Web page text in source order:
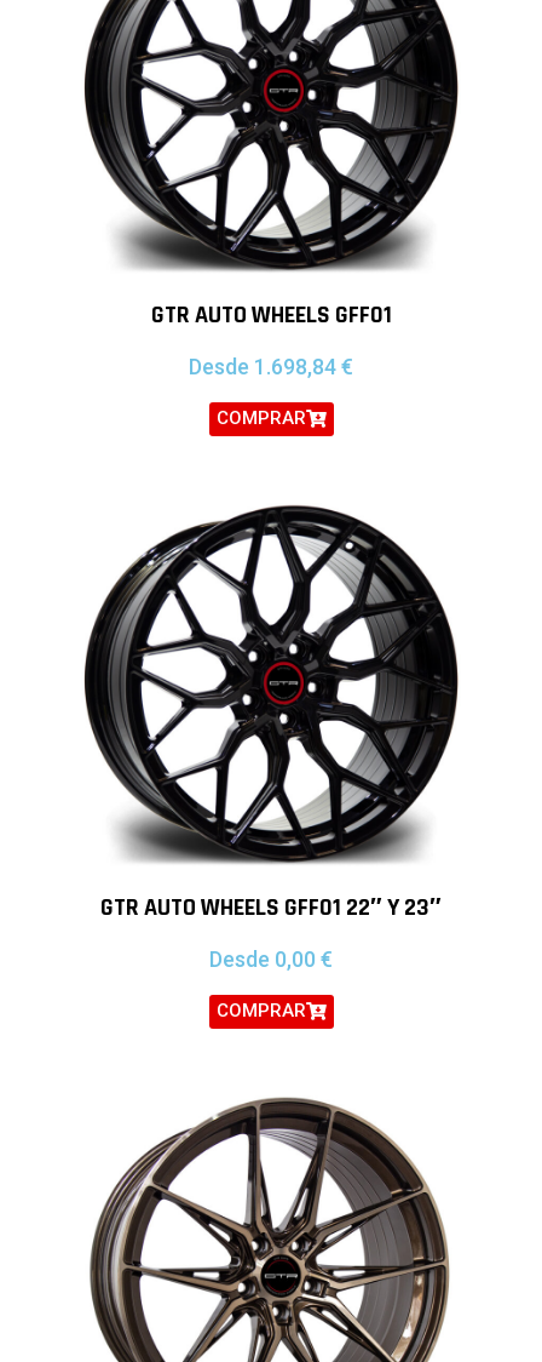
GTR AUTO WHEELS GFF01
Desde 1.698,84€
COMPRAR
GTR AUTO WHEELS GFF01 22″ Y 23″
Desde 0,00 €
COMPRAR